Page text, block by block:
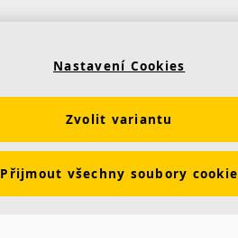
Stará Vajnorská 139
831 04 Bratislava
Nastavení Cookies
Zvolit variantu
Přijmout všechny soubory cookie